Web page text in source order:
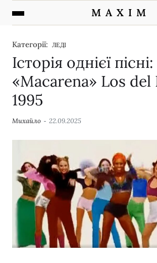
M A X I M
Категорії: ЛЕДІ
Історія однієї пісні:
«Macarena» Los del
1995
Михайло 22.09.2025